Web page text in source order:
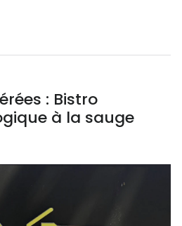
: Bistro
à la sauge